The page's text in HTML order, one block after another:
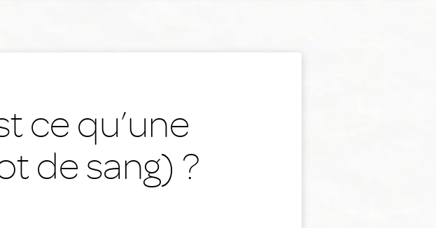
ce qu’une
de sang) ?